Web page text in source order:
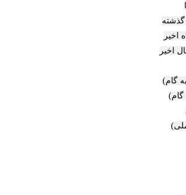
گذشته
اخیر
اخیر
گام)
گام)